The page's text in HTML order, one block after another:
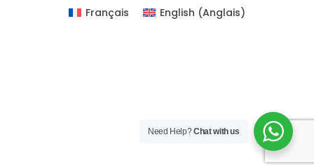
Need Help?Chat with us
Français English (Anglais)